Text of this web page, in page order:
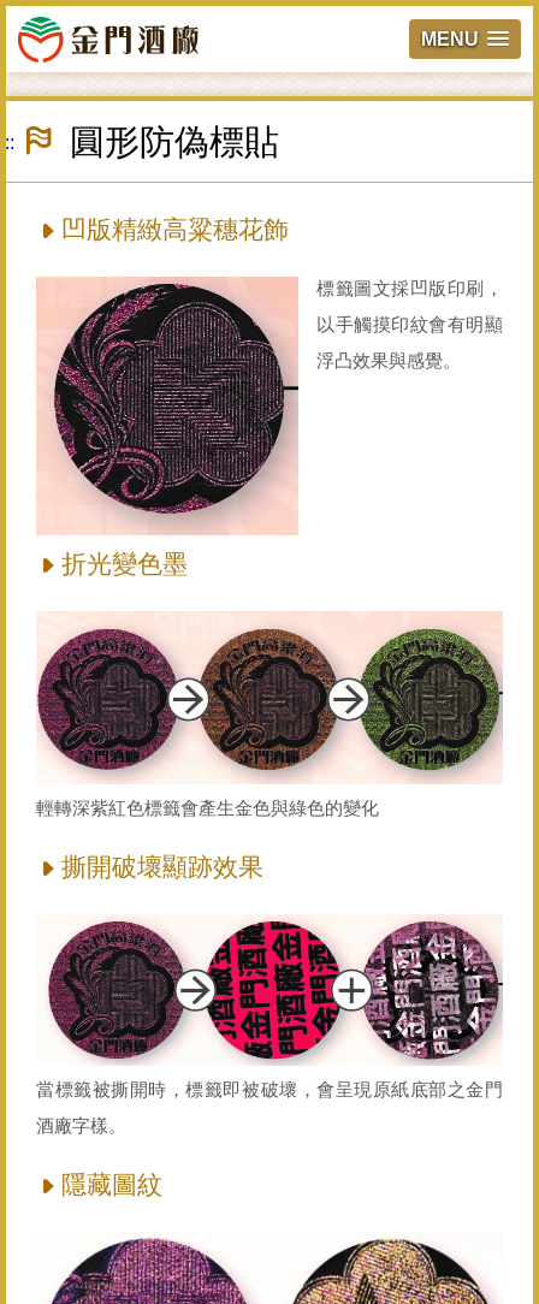
MENU
跳
主
::: 圓形防偽標貼
凹版精緻高粱穗花飾
標籤圖文採凹版印刷，
以手觸摸印紋會有明顯
浮凸效果與感覺。
折光變色墨
輕轉深紫紅色標籤會產生金色與綠色的變化
撕開破壞顯跡效果
當標籤被撕開時，標籤即被破壞，會呈現原紙底部之金門
酒廠字樣。
隱藏圖紋